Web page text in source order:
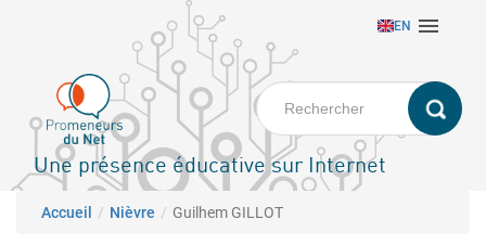
principal
EN 
Une présence éducative sur Internet
Fil d'Ariane
Accueil Nièvre Guilhem GILLOT